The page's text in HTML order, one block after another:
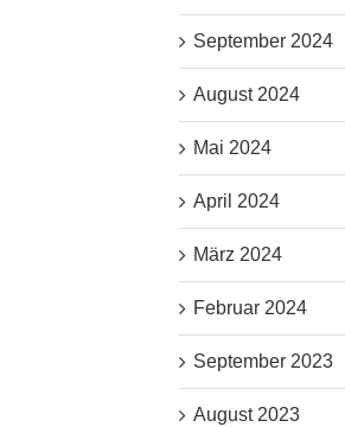
September 2024
August 2024
Mai 2024
April 2024
März 2024
Februar 2024
September 2023
August 2023